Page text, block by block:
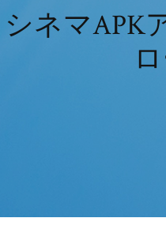
シネマAPK